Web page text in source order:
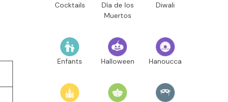
Cocktails
Día de los
Muertos
Diwali
Enfants Halloween Hanoucca